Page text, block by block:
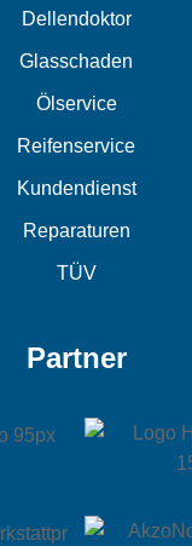
Dellendoktor
Glasschaden
Ölservice
Reifenservice
Kundendienst
Reparaturen
TÜV
Partner